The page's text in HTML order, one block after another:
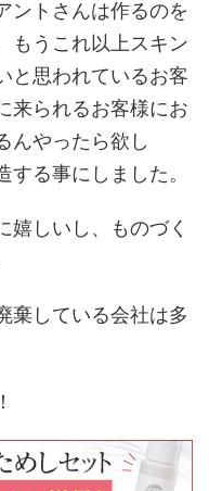
ントさんは作るのを
もうこれ以上スキン
と思われているお客
来られるお客様にお
んやったら欲し
る事にしました。
嬉しいし、ものづく
棄している会社は多